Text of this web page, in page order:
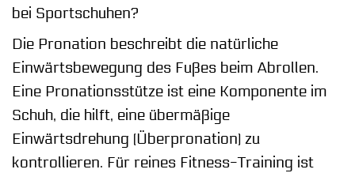
bei Sportschuhen?
Die Pronation beschreibt die natürliche
Einwärtsbewegung des Fußes beim Abrollen.
Eine Pronationsstütze ist eine Komponente im
Schuh, die hilft, eine übermäßige
Einwärtsdrehung (Überpronation) zu
kontrollieren. Für reines Fitness-Training ist